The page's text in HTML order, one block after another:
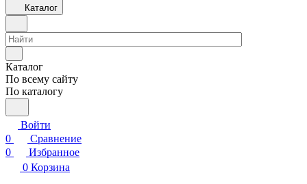
Каталог
Каталог
По всему сайту
По каталогу
Войти
0
Сравнение
0
Избранное
0 Корзина